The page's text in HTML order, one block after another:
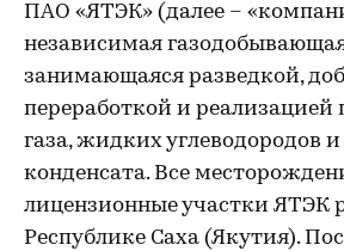
ПАО «ЯТЭК» (далее –
независимая
занимающаяся разведкой,
переработкой и реализацией
газа, жидких углеводородов и
конденсата. Все
лицензионные участки ЯТЭК
Республике Саха (Якутия).